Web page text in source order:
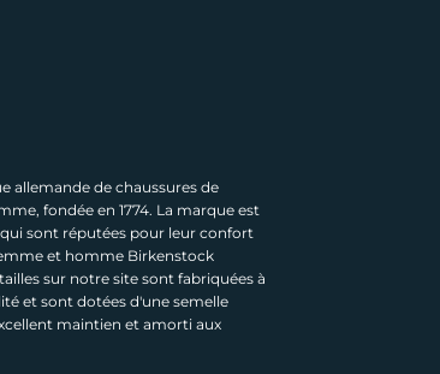
allemande de chaussures de
fondée en 1774. La marque est
sont réputées pour leur confort
et homme Birkenstock
sur notre site sont fabriquées à
et sont dotées d'une semelle
maintien et amorti aux